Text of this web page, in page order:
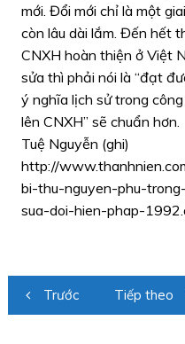
mới. Đổi mới chỉ là một
còn lâu dài lắm. Đến hết
CNXH hoàn thiện ở Việt
sửa thì phải nói là “đạt
ý nghĩa lịch sử trong
lên CNXH” sẽ chuẩn hơn.
Tuệ Nguyễn (ghi)
http://
bi-thu-nguyen-phu-
sua-doi-hien-phap-
Điều
hướng
Trước Tiếp theo